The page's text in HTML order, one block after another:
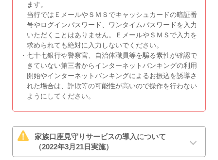
ます。
当行ではＥメールやＳＭＳでキャッシュカードの暗証番
号やログインパスワード、ワンタイムパスワードを入力
いただくことはありません。ＥメールやＳＭＳで入力を
求められても絶対に入力しないでください。
・七十七銀行や警察官、自治体職員等を騙る素性が確認で
きていない第三者からインターネットバンキングの利用
開始やインターネットバンキングによるお振込を誘導さ
れた場合は、詐欺等の可能性が高いので操作を行わない
ようにしてください。
家族口座見守りサービスの導入について
（2022年3月21日実施）